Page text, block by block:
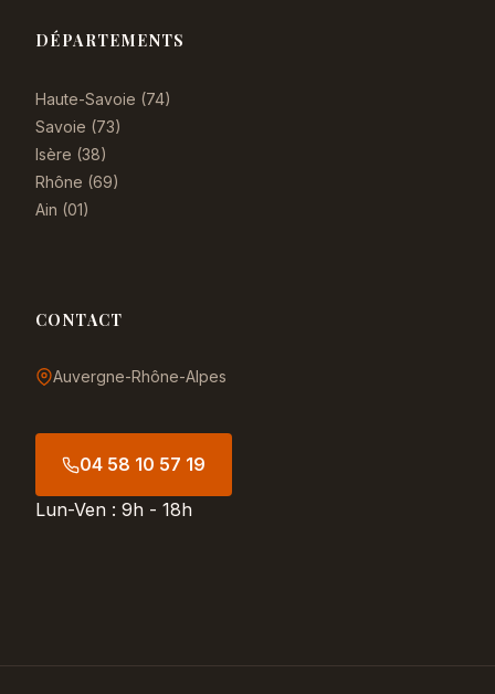
DÉPARTEMENTS
Haute-Savoie (74)
Savoie (73)
Isère (38)
Rhône (69)
Ain (01)
CONTACT
Auvergne-Rhône-Alpes
04 58 10 57 19
Lun-Ven : 9h - 18h